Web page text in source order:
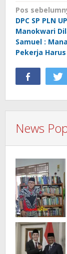
pos
Pos
DPC SP PLN
Manokwari
Samuel :
Pekerja
News